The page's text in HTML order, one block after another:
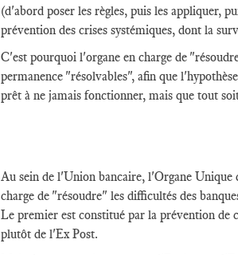
(d'abord poser les règles, puis les appliquer,
prévention des crises systémiques, dont la
C'est pourquoi l'organe en charge de
permanence "résolvables", afin que
prêt à ne jamais fonctionner, mais que tout
Au sein de l'Union bancaire, l'Organe Unique
charge de "résoudre" les difficultés des
Le premier est constitué par la prévention de
plutôt de l'Ex Post.